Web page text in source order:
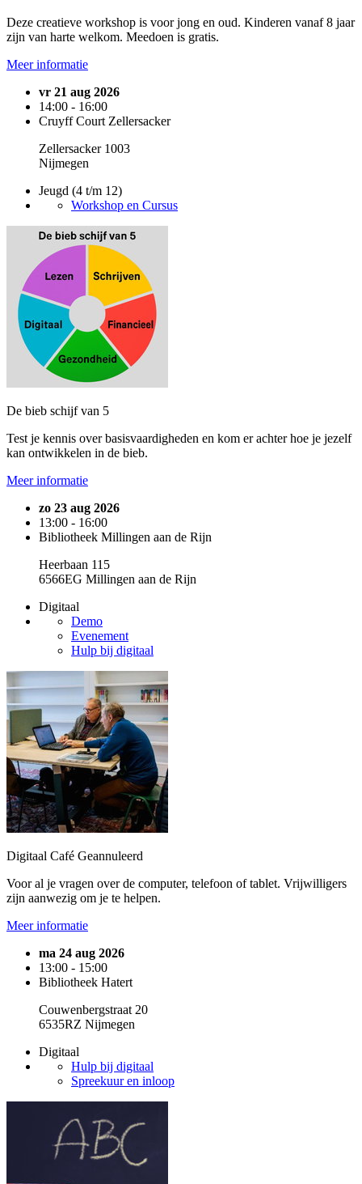
Deze creatieve workshop is voor jong en oud. Kinderen vanaf 8 jaar
zijn van harte welkom. Meedoen is gratis.
Meer informatie
vr 21 aug 2026
14:00 - 16:00
Cruyff Court Zellersacker
Zellersacker 1003
Nijmegen
Jeugd (4 t/m 12)
Workshop en Cursus
De bieb schijf van 5
Test je kennis over basisvaardigheden en kom er achter hoe je jezelf
kan ontwikkelen in de bieb.
Meer informatie
zo 23 aug 2026
13:00 - 16:00
Bibliotheek Millingen aan de Rijn
Heerbaan 115
6566EG Millingen aan de Rijn
Digitaal
Demo
Evenement
Hulp bij digitaal
Digitaal Café Geannuleerd
Voor al je vragen over de computer, telefoon of tablet. Vrijwilligers
zijn aanwezig om je te helpen.
Meer informatie
ma 24 aug 2026
13:00 - 15:00
Bibliotheek Hatert
Couwenbergstraat 20
6535RZ Nijmegen
Digitaal
Hulp bij digitaal
Spreekuur en inloop